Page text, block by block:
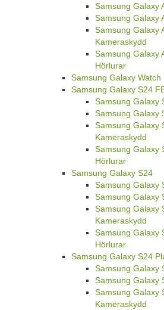
Samsung Galaxy
Samsung Galaxy
Samsung Galaxy
Kameraskydd
Samsung Galaxy
Hörlurar
Samsung Galaxy Watch
Samsung Galaxy S24
Samsung Galaxy
Samsung Galaxy
Samsung Galaxy
Kameraskydd
Samsung Galaxy
Hörlurar
Samsung Galaxy S24
Samsung Galaxy
Samsung Galaxy
Samsung Galaxy
Kameraskydd
Samsung Galaxy
Hörlurar
Samsung Galaxy S24
Samsung Galaxy
Samsung Galaxy
Samsung Galaxy
Kameraskydd